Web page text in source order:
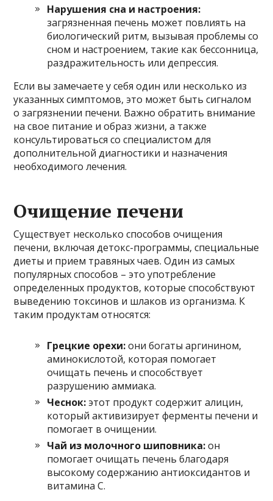
Нарушения сна и настроения:
загрязненная печень может повлиять на
биологический ритм, вызывая проблемы со
сном и настроением, такие как бессонница,
раздражительность или депрессия.
Если вы замечаете у себя один или несколько из
указанных симптомов, это может быть сигналом
о загрязнении печени. Важно обратить внимание
на свое питание и образ жизни, а также
консультироваться со специалистом для
дополнительной диагностики и назначения
необходимого лечения.
Очищение печени
Существует несколько способов очищения
печени, включая детокс-программы, специальные
диеты и прием травяных чаев. Один из самых
популярных способов – это употребление
определенных продуктов, которые способствуют
выведению токсинов и шлаков из организма. К
таким продуктам относятся:
Грецкие орехи:они богаты аргинином,
аминокислотой, которая помогает
очищать печень и способствует
разрушению аммиака.
Чеснок:этот продукт содержит алицин,
который активизирует ферменты печени и
помогает в очищении.
Чай из молочного шиповника:он
помогает очищать печень благодаря
высокому содержанию антиоксидантов и
витамина С.